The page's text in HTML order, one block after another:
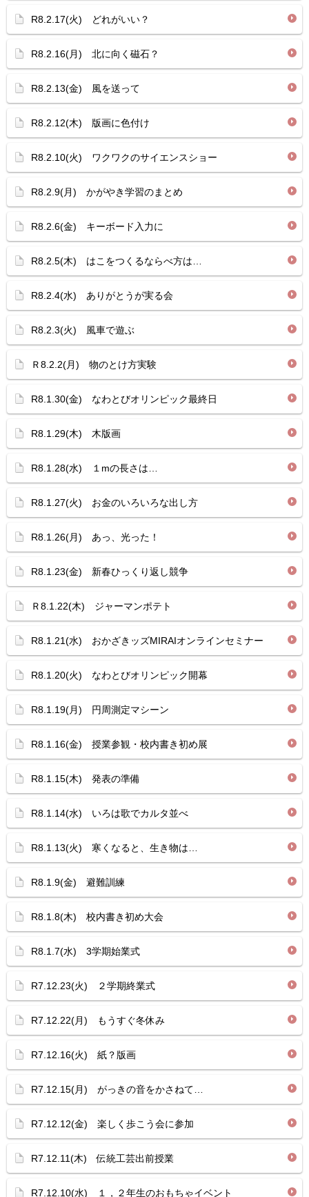
R8.2.17(火) どれがいい？
R8.2.16(月) 北に向く磁石？
R8.2.13(金) 風を送って
R8.2.12(木) 版画に色付け
R8.2.10(火) ワクワクのサイエンスショー
R8.2.9(月) かがやき学習のまとめ
R8.2.6(金) キーボード入力に
R8.2.5(木) はこをつくるならべ方は…
R8.2.4(水) ありがとうが実る会
R8.2.3(火) 風車で遊ぶ
Ｒ8.2.2(月) 物のとけ方実験
R8.1.30(金) なわとびオリンピック最終日
R8.1.29(木) 木版画
R8.1.28(水) １mの長さは…
R8.1.27(火) お金のいろいろな出し方
R8.1.26(月) あっ、光った！
R8.1.23(金) 新春ひっくり返し競争
Ｒ8.1.22(木) ジャーマンポテト
R8.1.21(水) おかざきッズMIRAIオンラインセミナー
R8.1.20(火) なわとびオリンピック開幕
R8.1.19(月) 円周測定マシーン
R8.1.16(金) 授業参観・校内書き初め展
R8.1.15(木) 発表の準備
R8.1.14(水) いろは歌でカルタ並べ
R8.1.13(火) 寒くなると、生き物は…
R8.1.9(金) 避難訓練
R8.1.8(木) 校内書き初め大会
R8.1.7(水) 3学期始業式
R7.12.23(火) ２学期終業式
R7.12.22(月) もうすぐ冬休み
R7.12.16(火) 紙？版画
R7.12.15(月) がっきの音をかさねて…
R7.12.12(金) 楽しく歩こう会に参加
R7.12.11(木) 伝統工芸出前授業
R7.12.10(水) １，２年生のおもちゃイベント